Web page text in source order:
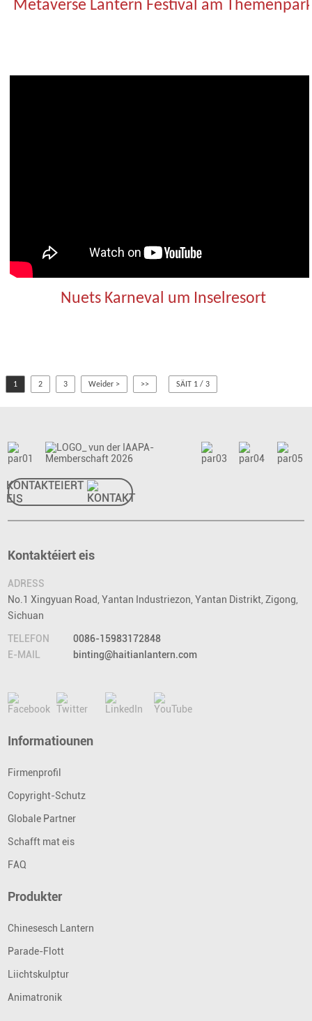
Metaverse Lantern Festival am
Nuets Karneval um Inselresort
1 2 3 Weider > >> SÄIT 1 / 3
KONTAKTÉIERT
EIS
Kontaktéiert eis
ADRESS
No.1 Xingyuan Road, Yantan Industriezon, Yantan Distrikt, Zigong,
Sichuan
TELEFON
0086-15983172848
E-MAIL
binting@haitianlantern.com
Informatiounen
Firmenprofil
Copyright-Schutz
Globale Partner
Schafft mat eis
FAQ
Produkter
Chinesesch Lantern
Parade-Flott
Liichtskulptur
Animatronik